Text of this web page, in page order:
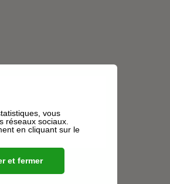
vous
réseaux sociaux.
en cliquant sur le
et fermer